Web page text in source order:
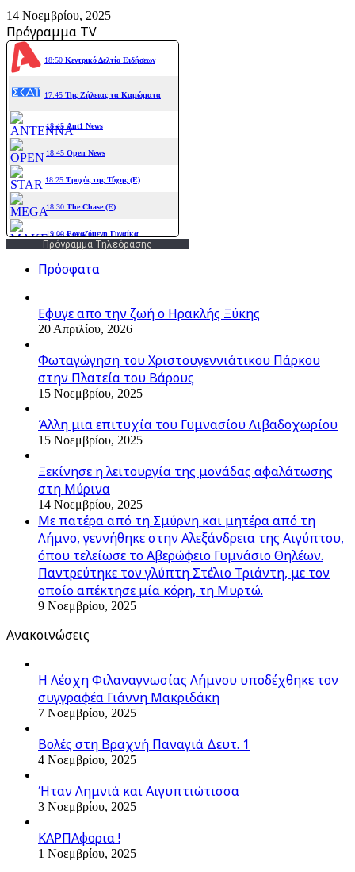
14 Νοεμβρίου, 2025
Πρόγραμμα TV
Πρόγραμμα Τηλεόρασης
Πρόσφατα
Εφυγε απο την ζωή o Ηρακλής Ξύκης
20 Απριλίου, 2026
Φωταγώγηση του Χριστουγεννιάτικου Πάρκου
στην Πλατεία του Βάρους
15 Νοεμβρίου, 2025
Άλλη μια επιτυχία του Γυμνασίου Λιβαδοχωρίου
15 Νοεμβρίου, 2025
Ξεκίνησε η λειτουργία της μονάδας αφαλάτωσης
στη Μύρινα
14 Νοεμβρίου, 2025
Με πατέρα από τη Σμύρνη και μητέρα από τη
Λήμνο, γεννήθηκε στην Αλεξάνδρεια της Αιγύπτου,
όπου τελείωσε το Αβερώφειο Γυμνάσιο Θηλέων.
Παντρεύτηκε τον γλύπτη Στέλιο Τριάντη, με τον
οποίο απέκτησε μία κόρη, τη Μυρτώ.
9 Νοεμβρίου, 2025
Ανακοινώσεις
Η Λέσχη Φιλαναγνωσίας Λήμνου υποδέχθηκε τον
συγγραφέα Γιάννη Μακριδάκη
7 Νοεμβρίου, 2025
Βολές στη Βραχνή Παναγιά Δευτ. 1
4 Νοεμβρίου, 2025
Ήταν Λημνιά και Αιγυπτιώτισσα
3 Νοεμβρίου, 2025
ΚΑΡΠΑφορια !
1 Νοεμβρίου, 2025